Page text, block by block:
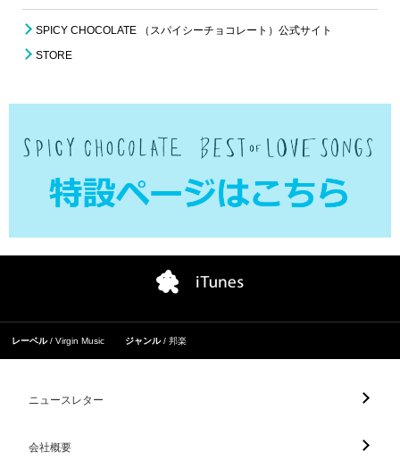
SPICY CHOCOLATE （スパイシーチョコレート）公式サイト
STORE
レーベル Virgin Music ジャンル 邦楽
ニュースレター
会社概要